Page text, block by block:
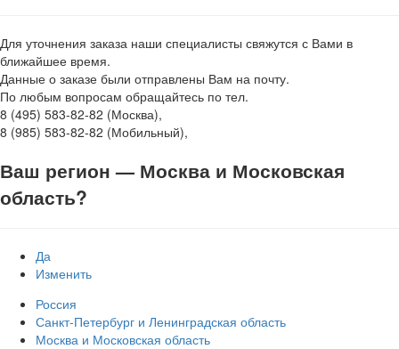
Для уточнения заказа наши специалисты свяжутся с Вами в
ближайшее время.
Данные о заказе были отправлены Вам на почту.
По любым вопросам обращайтесь по тел.
8 (495) 583-82-82 (Москва),
8 (985) 583-82-82 (Мобильный),
Ваш регион — Москва и Московская
область?
Да
Изменить
Россия
Санкт-Петербург и Ленинградская область
Москва и Московская область